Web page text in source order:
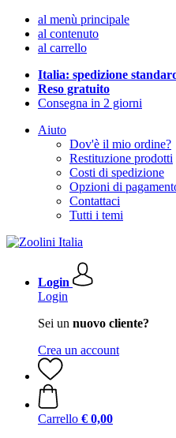
al menù principale
al contenuto
al carrello
Italia: spedizione
Reso gratuito
Consegna in 2 giorni
Aiuto
Dov'è il mio ordine?
Restituzione prodotti
Costi di spedizione
Opzioni di
Contattaci
Tutti i temi
Login
Login
Sei un nuovo cliente?
Crea un account
Carrello € 0,00